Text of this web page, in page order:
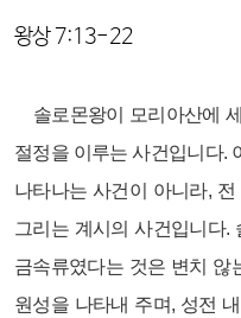
왕상 7:13-22
솔로몬왕이 모리아산에
절정을 이루는 사건입니다.
나타나는 사건이 아니라,
그리는 계시의 사건입니다.
금속류였다는 것은 변치 않
원성을 나타내 주며, 성전